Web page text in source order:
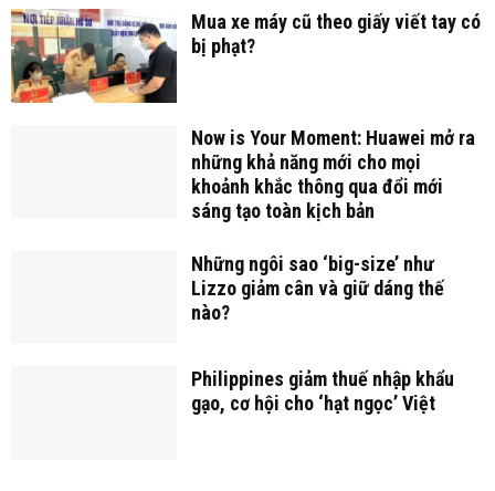
Mua xe máy cũ theo giấy viết tay có
bị phạt?
Now is Your Moment: Huawei mở ra
những khả năng mới cho mọi
khoảnh khắc thông qua đổi mới
sáng tạo toàn kịch bản
Những ngôi sao ‘big-size’ như
Lizzo giảm cân và giữ dáng thế
nào?
Philippines giảm thuế nhập khẩu
gạo, cơ hội cho ‘hạt ngọc’ Việt